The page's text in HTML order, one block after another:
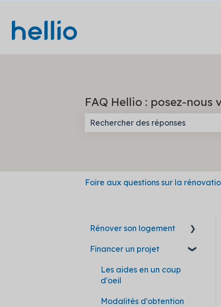
FAQ Hellio : posez-nous
Foire aux questions sur la
Rénover son logement
Questions générales
Déroulement d'un
chantier
Isolation
Financer un projet
Les aides en un coup
d'oeil
Modalités d'obtention